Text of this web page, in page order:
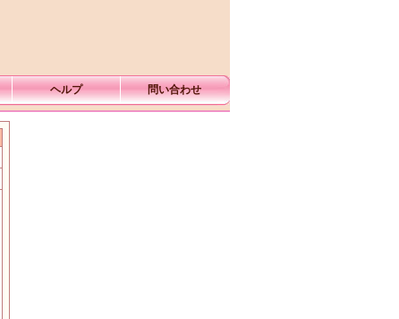
ヘルプ 問い合わせ